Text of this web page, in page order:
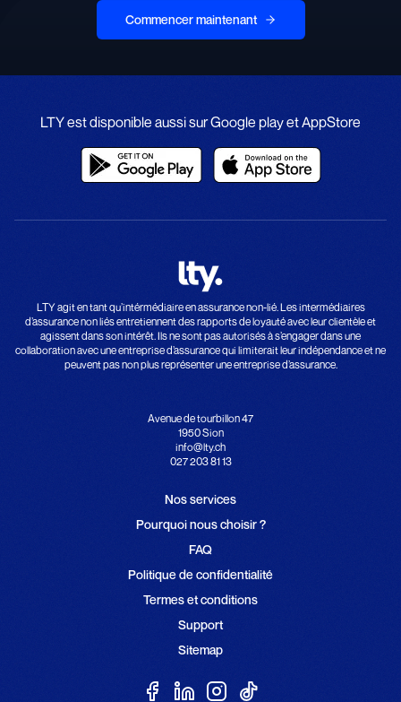
Commencer maintenant
LTY est disponible aussi sur Google play et AppStore
LTY agit en tant qu’intérmédiaire en assurance non-lié. Les intermédiaires
d’assurance non liés entretiennent des rapports de loyauté avec leur clientèle et
agissent dans son intérêt. Ils ne sont pas autorisés à s’engager dans une
collaboration avec une entreprise d’assurance qui limiterait leur indépendance et ne
peuvent pas non plus représenter une entreprise d’assurance.
Avenue de tourbillon 47
1950 Sion
info@lty.ch
027 203 81 13
Nos services
Pourquoi nous choisir ?
FAQ
Politique de confidentialité
Termes et conditions
Support
Sitemap